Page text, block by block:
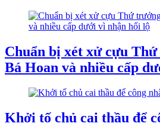
Chuẩn bị xét xử cựu
Bá Hoan và nhiều cấp
Khởi tố chủ cai thầu để